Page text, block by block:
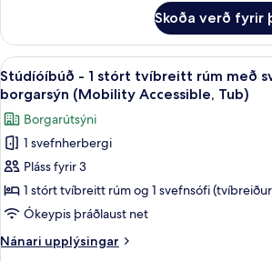
rúm
með
svefnsófa
-
stórt
tvíbreitt
með
svefnsófa
Skoða verð fyrir
Skoða
allar
myndir
fyrir
Stúdíóíbúð
-
1
stórt
tvíbreitt
rúm
6
Stúdíóíbúð - 1 stórt tvíbreitt rúm með
borgarsýn (Mobility Accessible, Tub)
Borgarútsýni
1 svefnherbergi
Pláss fyrir 3
1 stórt tvíbreitt rúm og 1 svefnsófi
Ókeypis þráðlaust net
Nánari upplýsingar
Nánari